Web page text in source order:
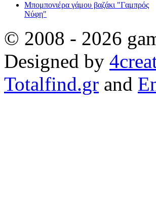
Μπομπονιέρα γάμου βαζάκι "Γαμπρός
Νύφη"
© 2008 - 2026
Designed by
Totalfind.gr and